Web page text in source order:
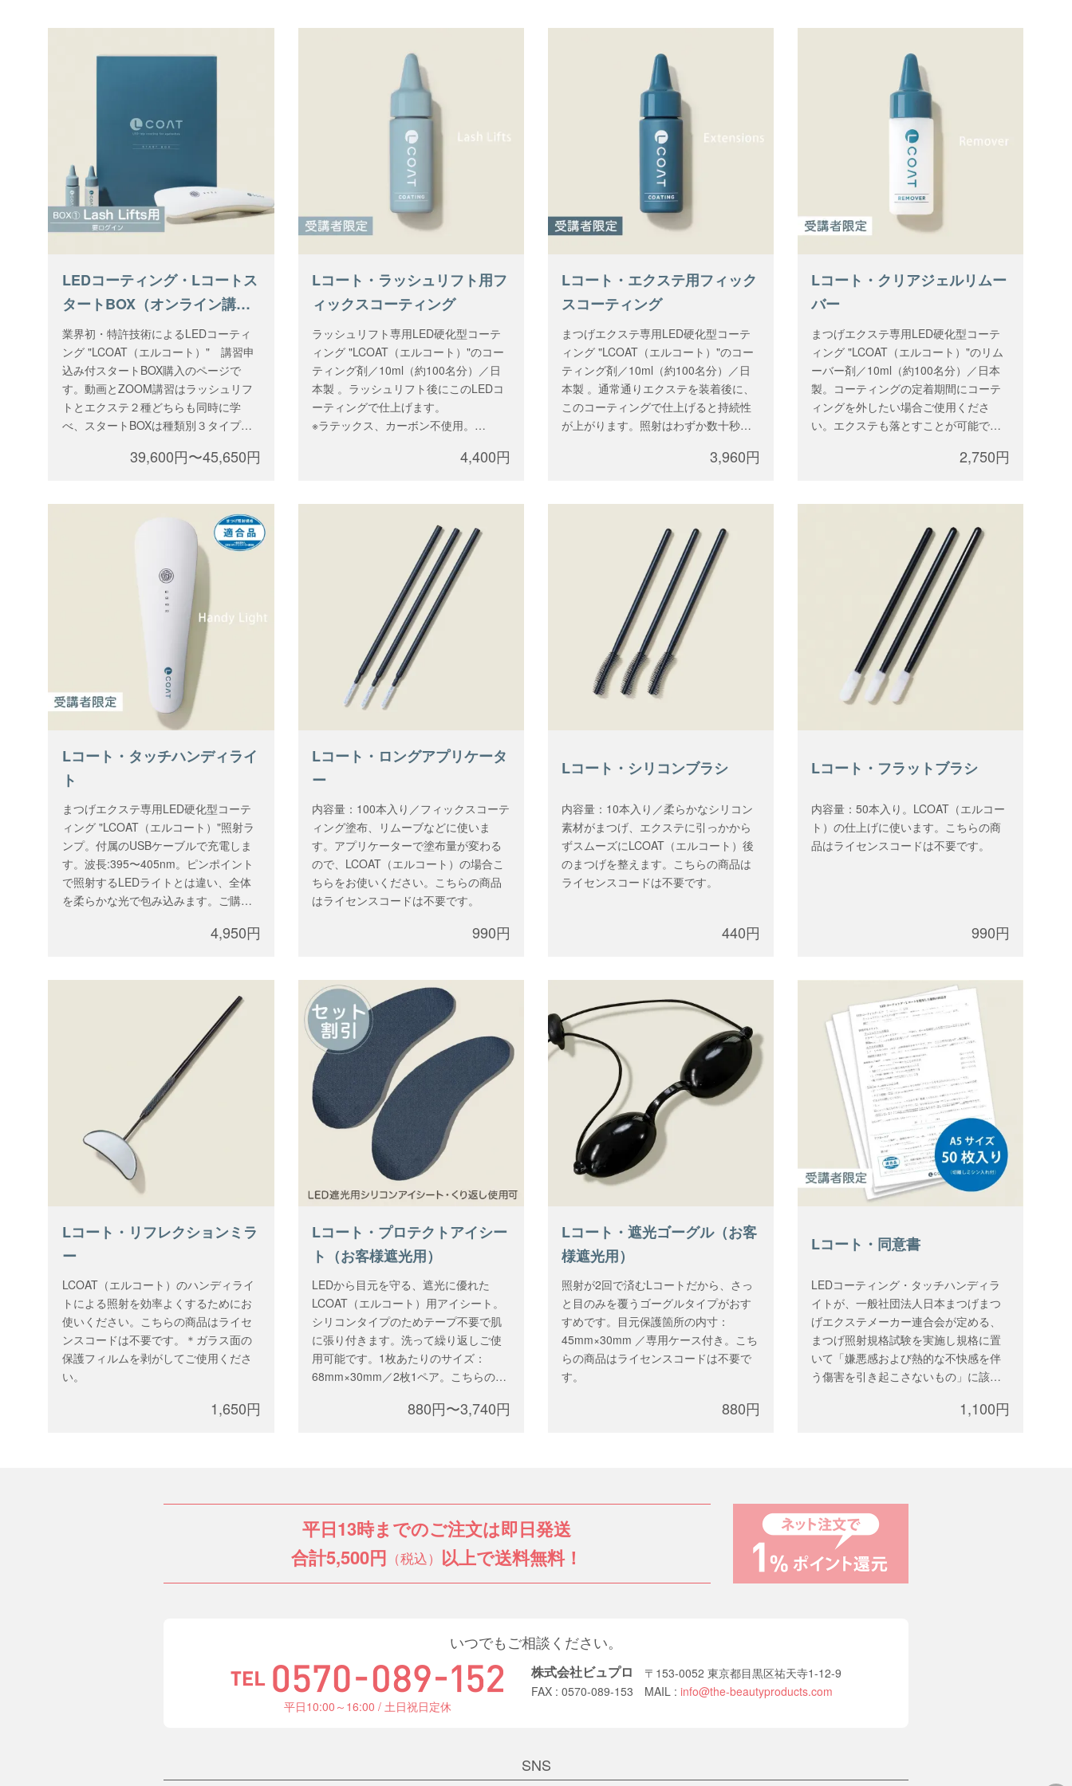
LEDコーティング・Lコートス
タートBOX（オンライン講習
＋商材選択）
業界初・特許技術によるLEDコーティ
ング "LCOAT（エルコート）" 講習申
込み付スタートBOX購入のページで
す。動画とZOOM講習はラッシュリフ
トとエクステ２種どちらも同時に学
べ、スタートBOXは種類別３タイプか
を買い足して、スタートBOX以外の施
※コーティング剤は、ラテックス、カー
39,600円〜45,650円
Lコート・ラッシュリフト用フ
ィックスコーティング
ラッシュリフト専用LED硬化型コーテ
ィング "LCOAT（エルコート）"のコー
ティング剤／10ml（約100名分）／日
本製 。ラッシュリフト後にこのLEDコ
ーティングで仕上げます。
※ラテックス、カーボン不使用。
習をお申込みしたアカウントでログイ
4,400円
Lコート・エクステ用フィック
スコーティング
まつげエクステ専用LED硬化型コーテ
ィング "LCOAT（エルコート）"のコー
ティング剤／10ml（約100名分）／日
本製 。通常通りエクステを装着後に、
このコーティングで仕上げると持続性
が上がります。照射はわずか数十秒。
ン、テクニカル講習後に郵送されたラ
イセンスコードをご入力ください。
3,960円
Lコート・クリアジェルリムー
バー
まつげエクステ専用LED硬化型コーテ
ィング "LCOAT（エルコート）"のリム
ーバー剤／10ml（約100名分）／日本
製。コーティングの定着期間にコーテ
ィングを外したい場合ご使用くださ
い。エクステも落とすことが可能で
す。講習をお申込みしたアカウントで
2,750円
Lコート・タッチハンディライ
ト
まつげエクステ専用LED硬化型コーテ
ィング "LCOAT（エルコート）"照射ラ
ンプ。付属のUSBケーブルで充電しま
す。波長:395〜405nm。ピンポイント
で照射するLEDライトとは違い、全体
を柔らかな光で包み込みます。ご購入
申込みしたアカウントでログイン、テ
4,950円
Lコート・ロングアプリケータ
ー
内容量：100本入り／フィックスコーテ
ィング塗布、リムーブなどに使いま
す。アプリケーターで塗布量が変わる
ので、LCOAT（エルコート）の場合こ
ちらをお使いください。こちらの商品
はライセンスコードは不要です。
990円
Lコート・シリコンブラシ
内容量：10本入り／柔らかなシリコン
素材がまつげ、エクステに引っかから
ずスムーズにLCOAT（エルコート）後
のまつげを整えます。こちらの商品は
ライセンスコードは不要です。
440円
Lコート・フラットブラシ
内容量：50本入り。LCOAT（エルコー
ト）の仕上げに使います。こちらの商
品はライセンスコードは不要です。
990円
Lコート・リフレクションミラ
ー
LCOAT（エルコート）のハンディライ
トによる照射を効率よくするためにお
使いください。こちらの商品はライセ
ンスコードは不要です。＊ガラス面の
保護フィルムを剥がしてご使用くださ
い。
1,650円
Lコート・プロテクトアイシー
ト（お客様遮光用）
LEDから目元を守る、遮光に優れた
LCOAT（エルコート）用アイシート。
シリコンタイプのためテープ不要で肌
に張り付きます。洗って繰り返しご使
用可能です。1枚あたりのサイズ：
68mm×30mm／2枚1ペア。こちらの商
880円〜3,740円
Lコート・遮光ゴーグル（お客
様遮光用）
照射が2回で済むLコートだから、さっ
と目のみを覆うゴーグルタイプがおす
すめです。目元保護箇所の内寸：
45mm×30mm ／専用ケース付き。こち
らの商品はライセンスコードは不要で
す。
880円
Lコート・同意書
LEDコーティング・タッチハンディラ
イトが、一般社団法人日本まつげまつ
げエクステメーカー連合会が定める、
まつげ照射規格試験を実施し規格に置
いて「嫌悪感および熱的な不快感を伴
う傷害を引き起こさないもの」に該当
た。それに伴い、規格について解説し
力ください。
1,100円
平日13時までのご注文は即日発送
合計5,500円 （税込） 以上で送料無料！
いつでもご相談ください。
平日10:00～16:00 / 土日祝日定休
株式会社ビュプロ
〒153-0052 東京都目黒区祐天寺1-12-9
FAX : 0570-089-153
MAIL : info@the-beautyproducts.com
SNS